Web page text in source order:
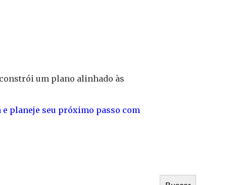
um plano alinhado às
e planeje seu próximo passo com